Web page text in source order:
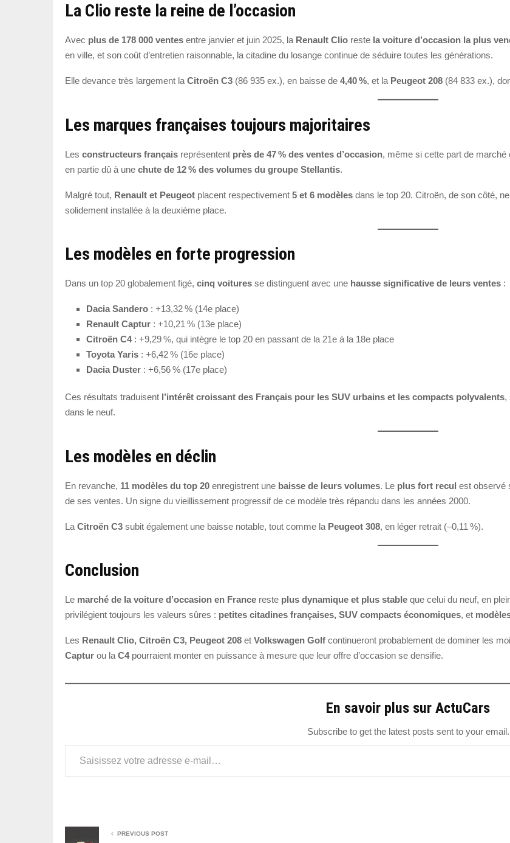
La Clio reste la reine de l’occasion
Avec plus de 178 000 ventes entre janvier et juin 2025, la Renault Clio reste la voiture d’occasion la plus
en ville, et son coût d’entretien raisonnable, la citadine du losange continue de séduire toutes les générations.
Elle devance très largement la Citroën C3 (86 935 ex.), en baisse de 4,40 %, et la Peugeot 208 (84 833 ex.),
Les marques françaises toujours majoritaires
Les constructeurs français représentent près de 47 % des ventes d’occasion, même si cette part de marché
en partie dû à une chute de 12 % des volumes du groupe Stellantis.
Malgré tout, Renault et Peugeot placent respectivement 5 et 6 modèles dans le top 20. Citroën, de son côté,
solidement installée à la deuxième place.
Les modèles en forte progression
Dans un top 20 globalement figé, cinq voitures se distinguent avec une hausse significative de leurs ventes :
Dacia Sandero : +13,32 % (14e place)
Renault Captur : +10,21 % (13e place)
Citroën C4: +9,29 %, qui intègre le top 20 en passant de la 21e à la 18e place
Toyota Yaris : +6,42 % (16e place)
Dacia Duster : +6,56 % (17e place)
Ces résultats traduisent l’intérêt croissant des Français pour les SUV urbains et les compacts polyvalents,
dans le neuf.
Les modèles en déclin
En revanche, 11 modèles du top 20 enregistrent une baisse de leurs volumes. Le plus fort recul est observé
de ses ventes. Un signe du vieillissement progressif de ce modèle très répandu dans les années 2000.
La Citroën C3 subit également une baisse notable, tout comme la Peugeot 308, en léger retrait (–0,11 %).
Conclusion
Le marché de la voiture d’occasion en France reste plus dynamique et plus stable que celui du neuf, en
privilégient toujours les valeurs sûres : petites citadines françaises, SUV compacts économiques, et
Les Renault Clio, Citroën C3, Peugeot 208 et Volkswagen Golf continueront probablement de dominer les
Captur ou la C4pourraient monter en puissance à mesure que leur offre d’occasion se densifie.
En savoir plus sur ActuCars
Subscribe to get the latest posts sent to your email.
PREVIOUS POST